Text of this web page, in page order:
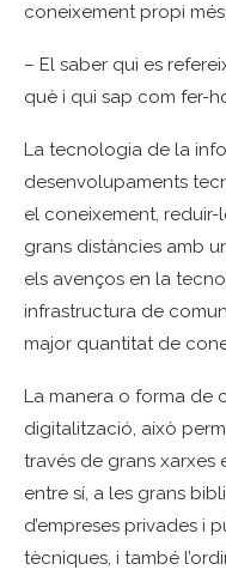
coneixement propi més
– El saber qui es
què i qui sap com fer-
La tecnologia de la
desenvolupaments
el coneixement, reduir-
grans distàncies amb
els avenços en la
infrastructura de
major quantitat de
La manera o forma de
digitalització, això
través de grans
entre sí, a les grans
d’empreses privades i
tècniques, i també